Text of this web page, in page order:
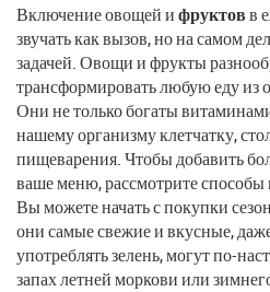
Включение овощей ифруктовв
звучать как вызов, но на самом
задачей. Овощи и фрукты
трансформировать любую еду из
Они не только богаты
нашему организму клетчатку,
пищеварения. Чтобы добавить
ваше меню, рассмотрите способы
Вы можете начать с покупки
они самые свежие и вкусные,
употреблять зелень, могут по-
запах летней моркови или